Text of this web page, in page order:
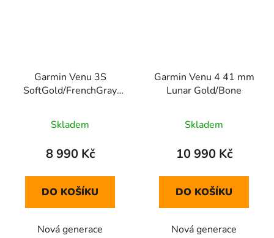
Garmin Venu 3S
SoftGold/FrenchGray
Skladem
8 990 Kč
DO KOŠÍKU
Nová generace
Garmin Venu 4 41 mm
Lunar Gold/Bone
Skladem
10 990 Kč
DO KOŠÍKU
Nová generace